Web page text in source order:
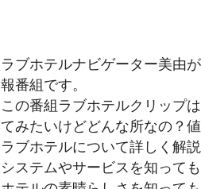
ラブホテルナビゲーター美由
報番組です。
この番組ラブホテルクリップ
てみたいけどどんな所なの？
ラブホテルについて詳しく解
システムやサービスを知って